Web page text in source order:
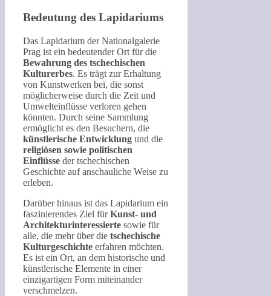
Bedeutung des Lapidariums
Das Lapidarium der Nationalgalerie
Prag ist ein bedeutender Ort für die
Bewahrung des tschechischen
Kulturerbes. Es trägt zur Erhaltung
von Kunstwerken bei, die sonst
möglicherweise durch die Zeit und
Umwelteinflüsse verloren gehen
könnten. Durch seine Sammlung
ermöglicht es den Besuchern, die
künstlerische Entwicklung und die
religiösen sowie politischen
Einflüsse der tschechischen
Geschichte auf anschauliche Weise zu
erleben.
Darüber hinaus ist das Lapidarium ein
faszinierendes Ziel fürKunst- und
Architekturinteressierte sowie für
alle, die mehr über die tschechische
Kulturgeschichte erfahren möchten.
Es ist ein Ort, an dem historische und
künstlerische Elemente in einer
einzigartigen Form miteinander
verschmelzen.